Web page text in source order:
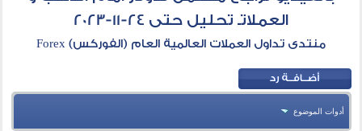
العملاتـ تحليل حتى 24-11-2023
منتدى تداول العملات العالمية العام (الفوركس) Forex
أدوات الموضوع